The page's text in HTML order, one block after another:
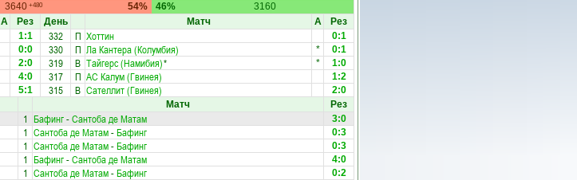
3640 +480 54% 3160
46%
А Рез
1:1
0:0
2:0
4:0
5:1
День Матч А Рез
332 П Хоттин 0:1
330 П Ла Кантера (Колумбия) * 0:1
319 В Тайгерс (Намибия)* * 1:0
317 П АС Калум (Гвинея) 1:2
315 В Сателлит (Гвинея)
2:0
Матч Рез
1 Бафинг-Сантоба де Матам 3:0
1 Сантоба де Матам-Бафинг 0:3
1 Сантоба де Матам-Бафинг 0:3
1 Бафинг-Сантоба де Матам 4:0
1 Сантоба де Матам-Бафинг 0:2